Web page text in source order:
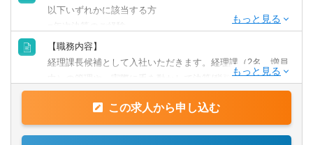
以下いずれかに該当する方
■公認会計士
■会計事務所でのご経験
【歓迎経験・スキル】
■上場企業の経理部門でのマネジメント経験/決算/税務/開示
■会計士または税理士の資格
【職務内容】
経理課長候補として入社いただきます。経理課（2名、増員
中）の管理や、実際に手を動かして決算/税務/監査人対応を
【具体的には】
この求人から申し込む